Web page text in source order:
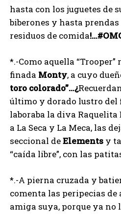
hasta con los juguetes de
biberones y hasta
residuos de comida
*.-Como aquella “Trooper”
finada Monty, a cuyo
toro colorado”…¿
último y dorado lustro del
laboraba la diva
a La Seca y La Meca, las
seccional deElements y
“caída libre”, con las
*.-A pierna cruzada y
comenta las peripecias
amiga suya, porque ya no